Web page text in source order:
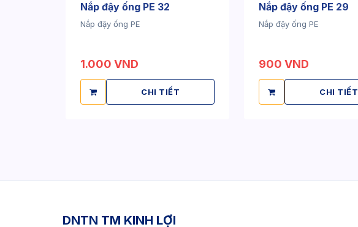
Nắp đậy ống PE 32
Nắp đậy ống PE
1.000 VND
CHI TIẾT
Nắp đậy ống PE 29
Nắp đậy ống PE
900 VND
CHI TIẾT
DNTN TM KINH LỢI